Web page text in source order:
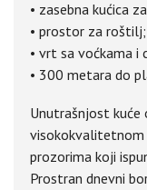
• zasebna kućica
• prostor za roštilj;
• vrt sa voćkama i
• 300 metara do
Unutrašnjost
visokokvalitetnom
prozorima koji
Prostran dnevni